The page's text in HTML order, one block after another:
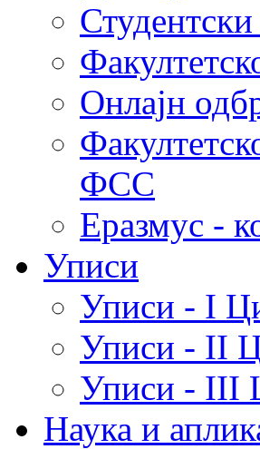
Онлајн
ФСС
Еразмус -
Уписи
Уписи - I
Уписи - II
Уписи - III
Наука и